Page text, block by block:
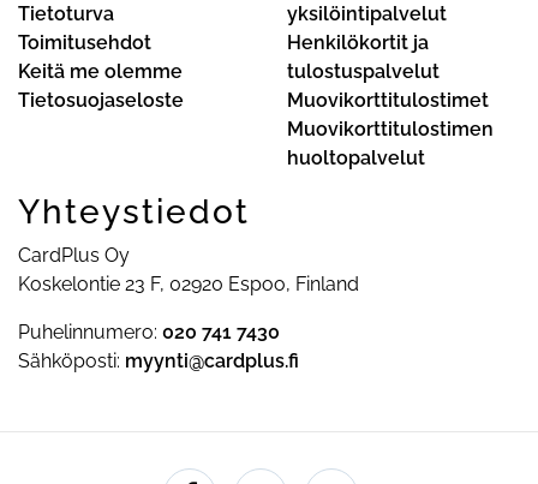
Tietoturva
Toimitusehdot
Keitä me olemme
Tietosuojaseloste
yksilöintipalvelut
Henkilökortit ja
tulostuspalvelut
Muovikorttitulostimet
Muovikorttitulostimen
huoltopalvelut
Yhteystiedot
CardPlus Oy
Koskelontie 23 F, 02920 Espoo, Finland
Puhelinnumero: 020 741 7430
Sähköposti: myynti@cardplus.fi